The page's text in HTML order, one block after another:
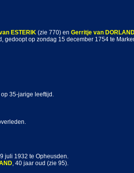
ESTERIK (zie 770) en Gerritje van
gedoopt op zondag 15 december 1754 te
35-jarige leeftijd.
juli 1932 te Opheusden.
, 40 jaar oud (zie 95).